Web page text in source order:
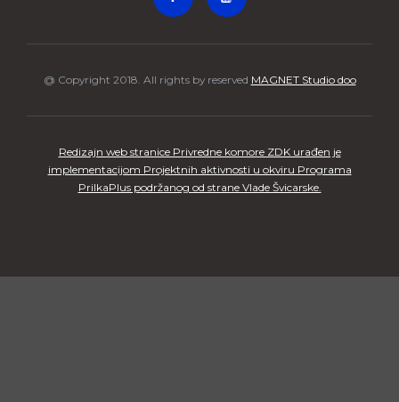
@ Copyright 2018. All rights by reserved MAGNET Studio doo
Redizajn web stranice Privredne komore ZDK urađen je
implementacijom Projektnih aktivnosti u okviru Programa
PrilkaPlus podržanog od strane Vlade Švicarske.